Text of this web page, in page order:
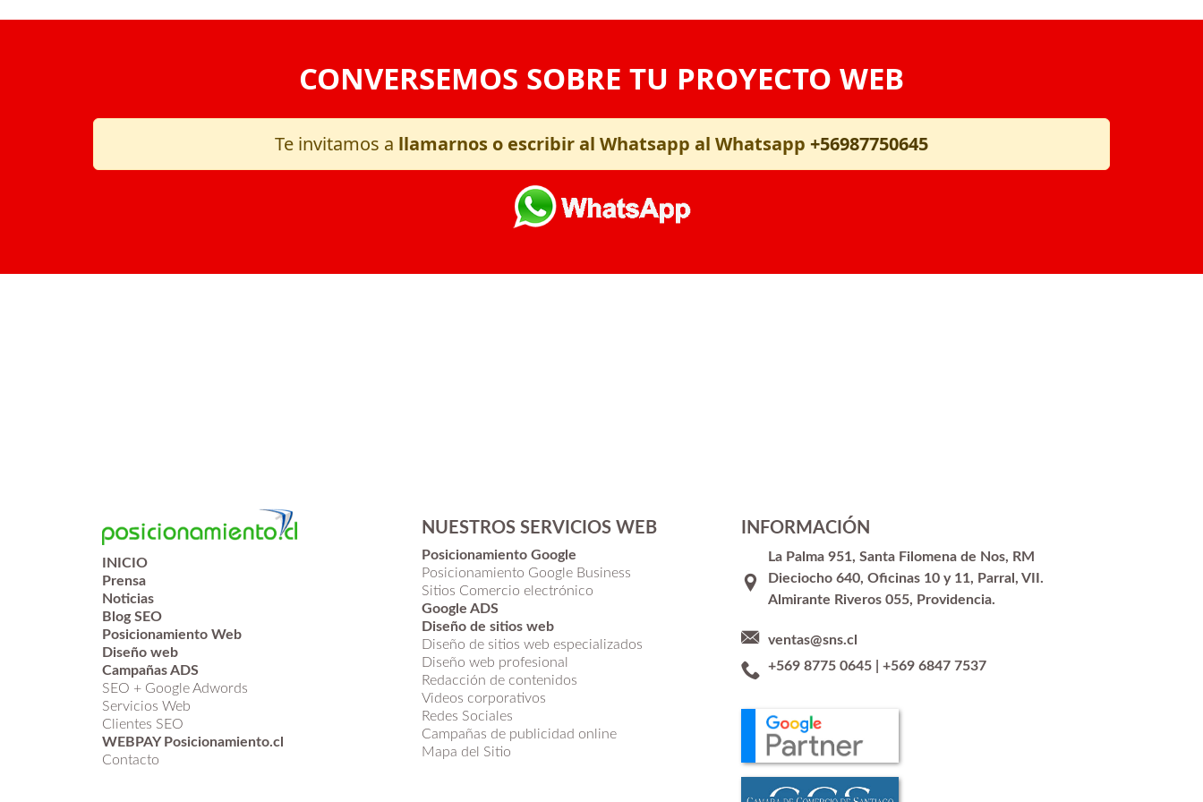
CONVERSEMOS SOBRE TU PROYECTO WEB
Te invitamos a llamarnos o escribir al Whatsapp al Whatsapp +56987750645
INICIO
Prensa
Noticias
Blog SEO
Posicionamiento Web
Diseño web
Campañas ADS
SEO + Google Adwords
Servicios Web
Clientes SEO
WEBPAY Posicionamiento.cl
Contacto
NUESTROS SERVICIOS WEB
Posicionamiento Google
Posicionamiento Google Business
Sitios Comercio electrónico
Google ADS
Diseño de sitios web
Diseño de sitios web especializados
Diseño web profesional
Redacción de contenidos
Videos corporativos
Redes Sociales
Campañas de publicidad online
Mapa del Sitio
INFORMACIÓN
La Palma 951, Santa Filomena de Nos, RM
Dieciocho 640, Oficinas 10 y 11, Parral, VII.
Almirante Riveros 055, Providencia.
ventas@sns.cl
+569 8775 0645 |+569 6847 7537